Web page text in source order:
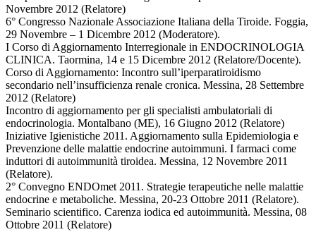
Novembre 2012 (Relatore)
6° Congresso Nazionale Associazione Italiana della Tiroide. Foggia,
29 Novembre – 1 Dicembre 2012 (Moderatore).
I Corso di Aggiornamento Interregionale in ENDOCRINOLOGIA
CLINICA. Taormina, 14 e 15 Dicembre 2012 (Relatore/Docente).
Corso di Aggiornamento: Incontro sull’iperparatiroidismo
secondario nell’insufficienza renale cronica. Messina, 28 Settembre
2012 (Relatore)
Incontro di aggiornamento per gli specialisti ambulatoriali di
endocrinologia. Montalbano (ME), 16 Giugno 2012 (Relatore)
Iniziative Igienistiche 2011. Aggiornamento sulla Epidemiologia e
Prevenzione delle malattie endocrine autoimmuni. I farmaci come
induttori di autoimmunità tiroidea. Messina, 12 Novembre 2011
(Relatore).
2° Convegno ENDOmet 2011. Strategie terapeutiche nelle malattie
endocrine e metaboliche. Messina, 20-23 Ottobre 2011 (Relatore).
Seminario scientifico. Carenza iodica ed autoimmunità. Messina, 08
Ottobre 2011 (Relatore)